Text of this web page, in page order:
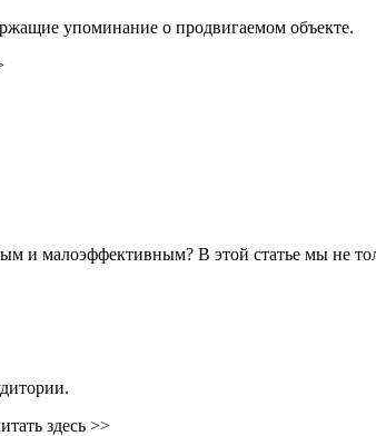
упоминание о продвигаемом объекте.
малоэффективным? В этой статье мы не
здесь >>